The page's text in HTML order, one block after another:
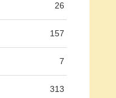
26
157
7
313